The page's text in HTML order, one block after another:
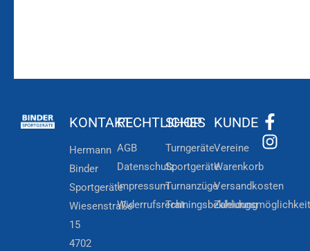
KONTAKT
Hermann
Binder
Sportgeräte
Wiesenstraße
15
4702
RECHTLICHES
AGB
Datenschutz
Impressum
Widerrufsrecht
SHOP
Turngeräte
Sportgeräte
Turnanzüge
Trainingsbekleidung
KUNDE
Vereine
Warenkorb
Versandkosten